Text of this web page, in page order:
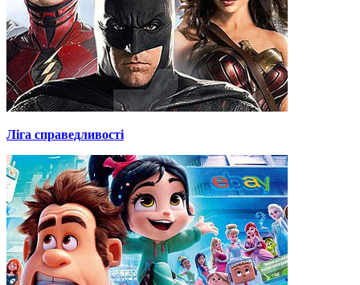
Ліга справедливості